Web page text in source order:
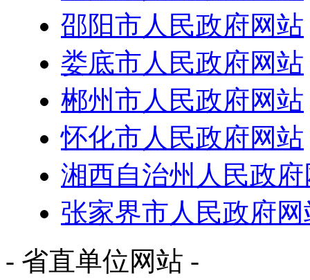
邵阳市人民政府网站
娄底市人民政府网站
郴州市人民政府网站
怀化市人民政府网站
湘西自治州人民政
张家界市人民政府网
- 省直单位网站 -